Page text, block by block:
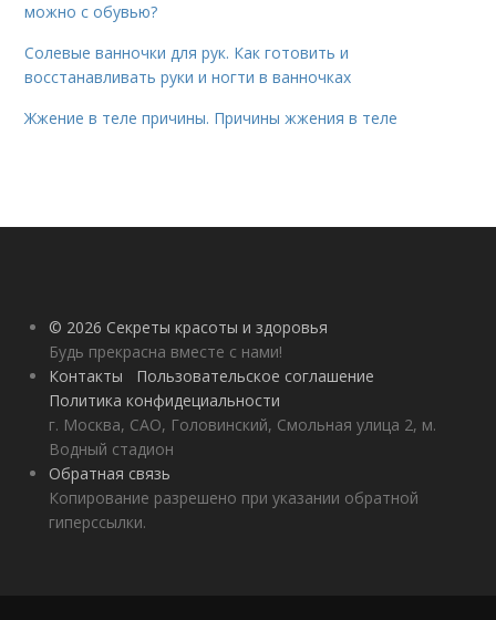
можно с обувью?
Солевые ванночки для рук. Как готовить и
восстанавливать руки и ногти в ванночках
Жжение в теле причины. Причины жжения в теле
© 2026 Секреты красоты и здоровья
Будь прекрасна вместе с нами!
Контакты
Пользовательское соглашение
Политика конфидециальности
г. Москва, САО, Головинский, Смольная улица 2, м.
Водный стадион
Обратная связь
Копирование разрешено при указании обратной
гиперссылки.